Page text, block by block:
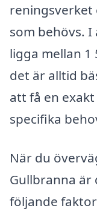
reningsverket
som behövs.
ligga mellan 1
det är alltid
att få en
specifika
När du
Gullbranna
följande